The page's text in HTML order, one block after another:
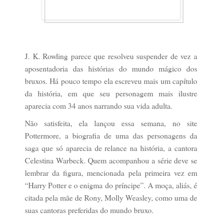
J. K. Rowling parece que resolveu suspender de vez a
aposentadoria das histórias do mundo mágico dos
bruxos. Há pouco tempo ela escreveu mais um capítulo
da história, em que seu personagem mais ilustre
aparecia com 34 anos narrando sua vida adulta.
Não satisfeita, ela lançou essa semana, no site
Pottermore, a biografia de uma das personagens da
saga que só aparecia de relance na história, a cantora
Celestina Warbeck. Quem acompanhou a série deve se
lembrar da figura, mencionada pela primeira vez em
“Harry Potter e o enigma do príncipe”. A moça, aliás, é
citada pela mãe de Rony, Molly Weasley, como uma de
suas cantoras preferidas do mundo bruxo.